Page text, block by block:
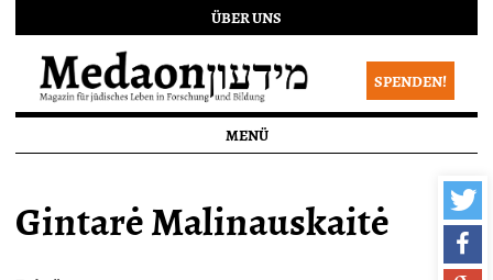
ÜBER UNS
SPENDEN!
MENÜ
Gintarė Malinauskaitė